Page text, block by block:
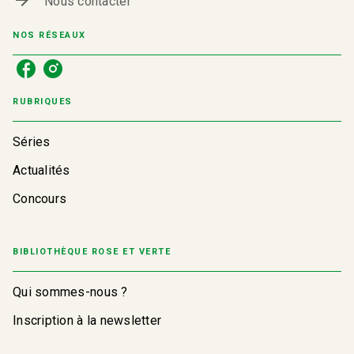
NOS RÉSEAUX
RUBRIQUES
Séries
Actualités
Concours
BIBLIOTHÈQUE ROSE ET VERTE
Qui sommes-nous ?
Inscription à la newsletter